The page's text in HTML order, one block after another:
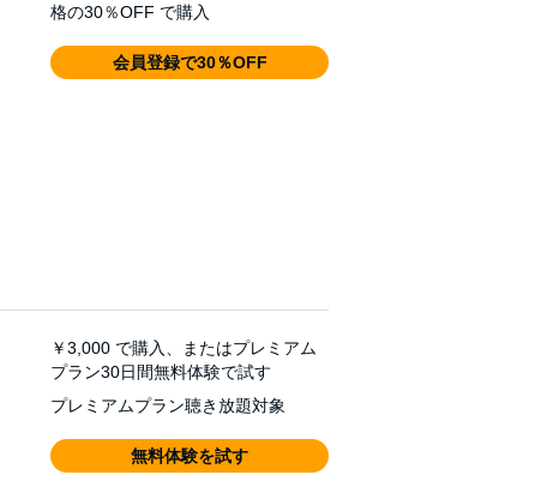
格の30％OFF で購入
会員登録で30％OFF
￥3,000 で購入、またはプレミアム
プラン30日間無料体験で試す
プレミアムプラン聴き放題対象
無料体験を試す